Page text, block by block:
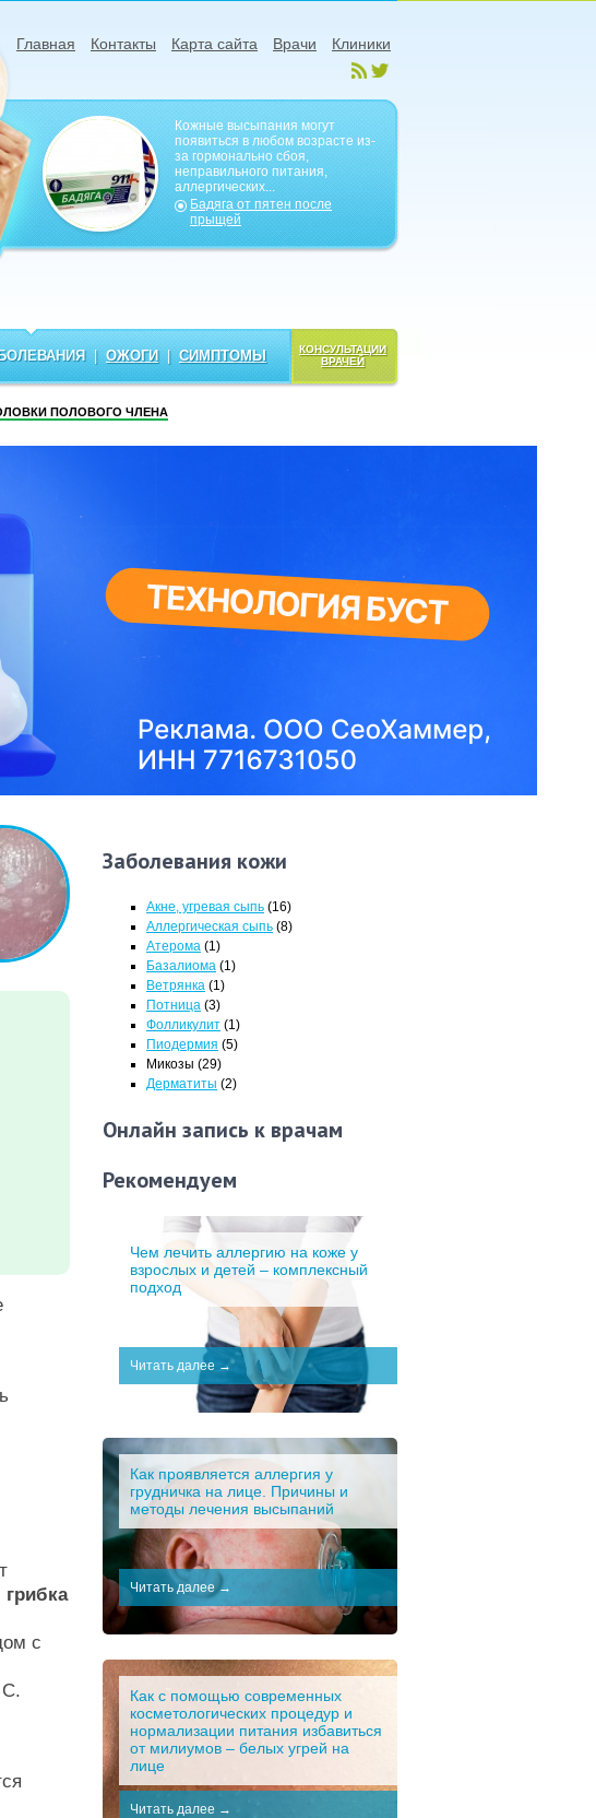
Главная Контакты Карта сайта Врачи Клиники
Кожные высыпания могут
появиться в любом возрасте из-
за гормонально сбоя,
неправильного питания,
аллергических...
Бадяга от пятен после
прыщей
| ОЖОГИ | СИМПТОМЫ
КОНСУЛЬТАЦИИ
ВРАЧЕЙ
ПОЛОВОГО ЧЛЕНА
грибка
с
Заболевания кожи
Акне, угревая сыпь (16)
Аллергическая сыпь (8)
Атерома (1)
Базалиома (1)
Ветрянка (1)
Потница (3)
Фолликулит (1)
Пиодермия (5)
Микозы (29)
Дерматиты (2)
Онлайн запись к врачам
Рекомендуем
Чем лечить аллергию на коже у
взрослых и детей – комплексный
подход
Читать далее →
Как проявляется аллергия у
грудничка на лице. Причины и
методы лечения высыпаний
Читать далее →
Как с помощью современных
косметологических процедур и
нормализации питания избавиться
от милиумов – белых угрей на
лице
Читать далее →